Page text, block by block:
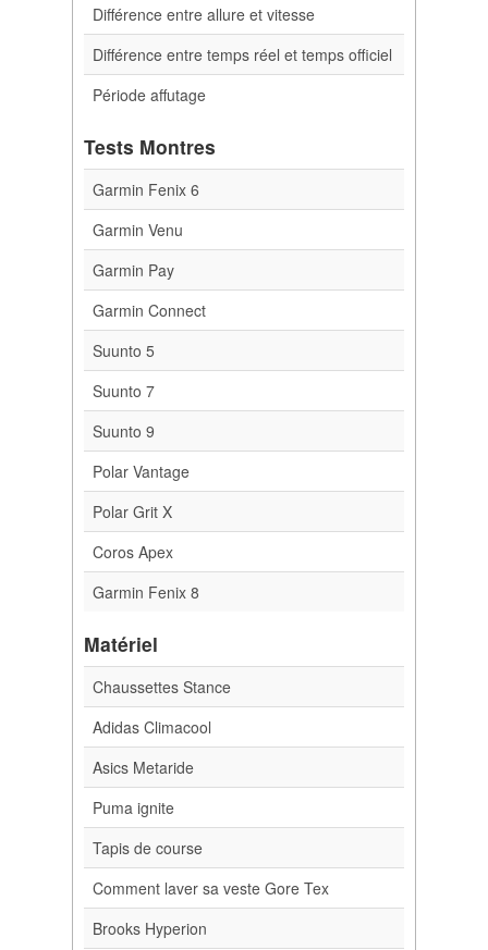
Différence entre allure et vitesse
Différence entre temps réel et temps officiel
Période affutage
Tests Montres
Garmin Fenix 6
Garmin Venu
Garmin Pay
Garmin Connect
Suunto 5
Suunto 7
Suunto 9
Polar Vantage
Polar Grit X
Coros Apex
Garmin Fenix 8
Matériel
Chaussettes Stance
Adidas Climacool
Asics Metaride
Puma ignite
Tapis de course
Comment laver sa veste Gore Tex
Brooks Hyperion